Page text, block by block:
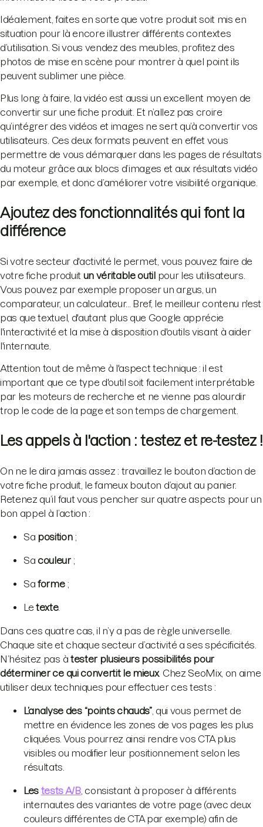
Idéalement, faites en sorte que votre produit soit mis en
situation pour là encore illustrer différents contextes
d’utilisation. Si vous vendez des meubles, profitez des
photos de mise en scène pour montrer à quel point ils
peuvent sublimer une pièce.
Plus long à faire, la vidéo est aussi un excellent moyen de
convertir sur une fiche produit. Et n’allez pas croire
qu’intégrer des vidéos et images ne sert qu’à convertir vos
utilisateurs. Ces deux formats peuvent en effet vous
permettre de vous démarquer dans les pages de résultats
du moteur grâce aux blocs d’images et aux résultats vidéo
par exemple, et donc d’améliorer votre visibilité organique.
Ajoutez des fonctionnalités qui font la
différence
Si votre secteur d'activité le permet, vous pouvez faire de
votre fiche produit un véritable outil pour les utilisateurs.
Vous pouvez par exemple proposer un argus, un
comparateur, un calculateur... Bref, le meilleur contenu n'est
pas que textuel, d'autant plus que Google apprécie
l'interactivité et la mise à disposition d'outils visant à aider
l'internaute.
Attention tout de même à l'aspect technique : il est
important que ce type d'outil soit facilement interprétable
par les moteurs de recherche et ne vienne pas alourdir
trop le code de la page et son temps de chargement.
Les appels à l'action : testez et re-testez !
On ne le dira jamais assez : travaillez le bouton d’action de
votre fiche produit, le fameux bouton d’ajout au panier.
Retenez qu’il faut vous pencher sur quatre aspects pour un
bon appel à l’action :
Sa position;
Sa couleur;
Saforme;
Letexte.
Dans ces quatre cas, il n’y a pas de règle universelle.
Chaque site et chaque secteur d’activité a ses spécificités.
N’hésitez pas à tester plusieurs possibilités pour
déterminer ce qui convertit le mieux. Chez SeoMix, on aime
utiliser deux techniques pour effectuer ces tests :
L’analyse des “points chauds”, qui vous permet de
mettre en évidence les zones de vos pages les plus
cliquées. Vous pourrez ainsi rendre vos CTA plus
visibles ou modifier leur positionnement selon les
résultats.
Les tests A/B, consistant à proposer à différents
internautes des variantes de votre page (avec deux
couleurs différentes de CTA par exemple) afin de